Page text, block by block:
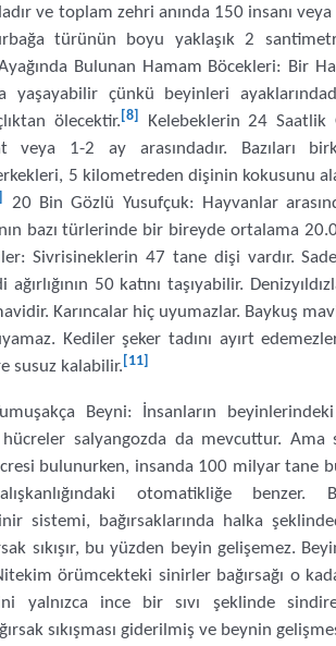
ve toplam zehri anında 150 insanı
türünün boyu yaklaşık 2
Bulunan Hamam Böcekleri: Bir
yaşayabilir çünkü beyinleri
ölecektir. [8]
Kelebeklerin 24 Saatlik
1-2 ay arasındadır. Bazıları
5 kilometreden dişinin kokusunu
20 Bin Gözlü Yusufçuk: Hayvanlar
bazı türlerinde bir bireyde ortalama
Sivrisineklerin 47 tane dişi vardır.
ağırlığının 50 katını taşıyabilir.
Karıncalar hiç uyumazlar. Baykuş
Kediler şeker tadını ayırt
susuz kalabilir. [11]
Beyni: İnsanların
salyangozda da mevcuttur. Ama
bulunurken, insanda 100 milyar tane
otomatikliğe benzer.
sistemi, bağırsaklarında halka
sıkışır, bu yüzden beyin gelişemez.
Nitekim örümcekteki sinirler bağırsağı o
yalnızca ince bir sıvı şeklinde
sıkışması giderilmiş ve beynin